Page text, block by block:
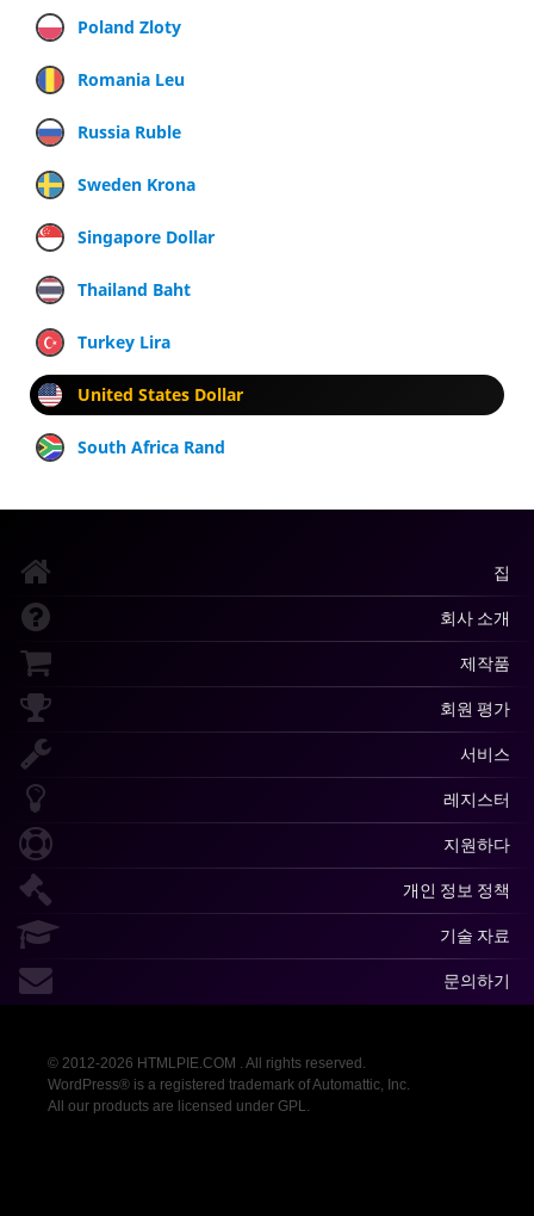
Poland Zloty
Romania Leu
Russia Ruble
Sweden Krona
Singapore Dollar
Thailand Baht
Turkey Lira
United States Dollar
South Africa Rand
집
회사 소개
제작품
회원 평가
서비스
레지스터
지원하다
개인 정보 정책
기술 자료
문의하기
© 2012-2026 HTMLPIE.COM . All rights reserved.
WordPress® is a registered trademark of Automattic, Inc.
All our products are licensed under GPL.